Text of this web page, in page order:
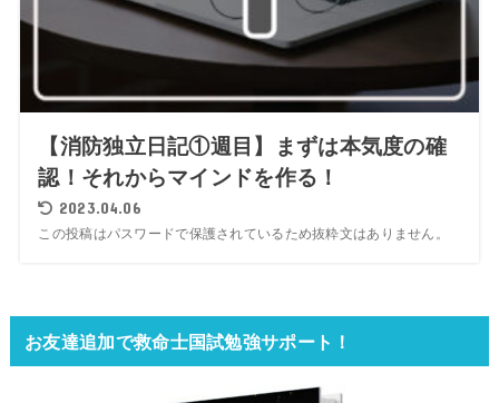
【消防独立日記①週目】まずは本気度の確
認！それからマインドを作る！
2023.04.06
この投稿はパスワードで保護されているため抜粋文はありません。
お友達追加で救命士国試勉強サポート！